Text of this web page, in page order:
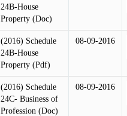
24B-House
Property (Doc)
(2016) Schedule
24B-House
Property (Pdf)
08-09-2016
(2016) Schedule
24C- Business of
Profession (Doc)
08-09-2016